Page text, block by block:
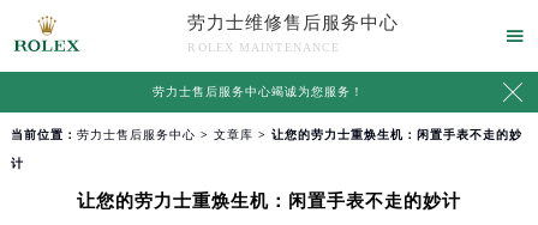
劳力士维修售后服务中心
ROLEX MAINTENANCE

劳力士售后服务中心竭诚为您服务！ 
当前位置： 劳力士售后服务中心 > 文章库 > 让您的劳力士重焕生机：闲置手表不走的妙
计
让您的劳力士重焕生机：闲置手表不走的妙计